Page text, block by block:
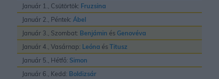
Január 1., Csütörtök: Fruzsina
Január 2., Péntek: Ábel
Január 3., Szombat: Benjámin és Genovéva
Január 4., Vasárnap: Leóna ésTitusz
Január 5., Hétfő: Simon
Január 6., Kedd: Boldizsár